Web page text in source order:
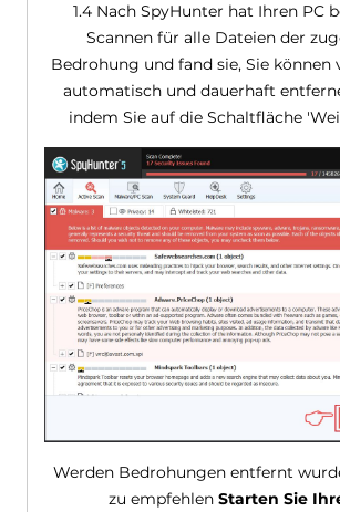
1.4 Nach SpyHunter hat Ihren PC
Scannen für alle Dateien der
Bedrohung und fand sie, Sie können
automatisch und dauerhaft
indem Sie auf die Schaltfläche
Werden Bedrohungen entfernt
zu empfehlenStarten Sie